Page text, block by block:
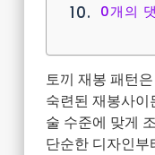
0개의
토끼 재봉 패턴
숙련된 재봉사이
술 수준에 맞게
단순한 디자인